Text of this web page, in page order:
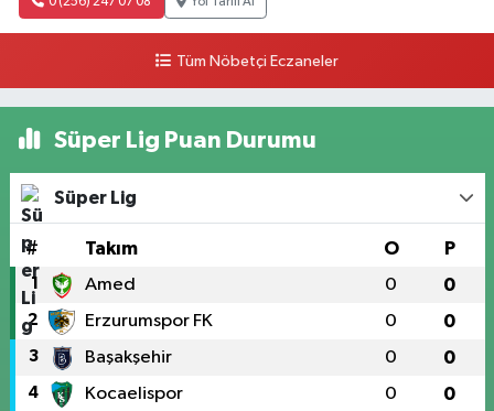
Tüm Nöbetçi Eczaneler
Süper Lig Puan Durumu
Süper Lig
# Takım O P
1 Amed 0 0
2 Erzurumspor FK 0 0
3 Başakşehir 0 0
4 Kocaelispor 0 0